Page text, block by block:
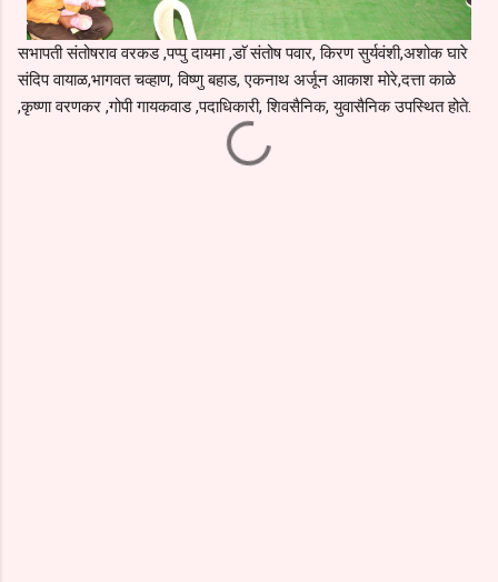
सभापती संतोषराव वरकड ,पप्पु दायमा ,डाॅ संतोष पवार, किरण सुर्यवंशी,अशोक घारे
संदिप वायाळ,भागवत चव्हाण, विष्णु बहाड, एकनाथ अर्जून आकाश मोरे,दत्ता काळे
,कृष्णा वरणकर ,गोपी गायकवाड ,पदाधिकारी, शिवसैनिक, युवासैनिक उपस्थित होते.